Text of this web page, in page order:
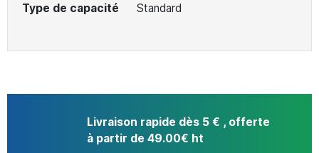
Type de capacité Standard
Livraison rapide dès 5 € , offerte
à partir de 49.00€ ht